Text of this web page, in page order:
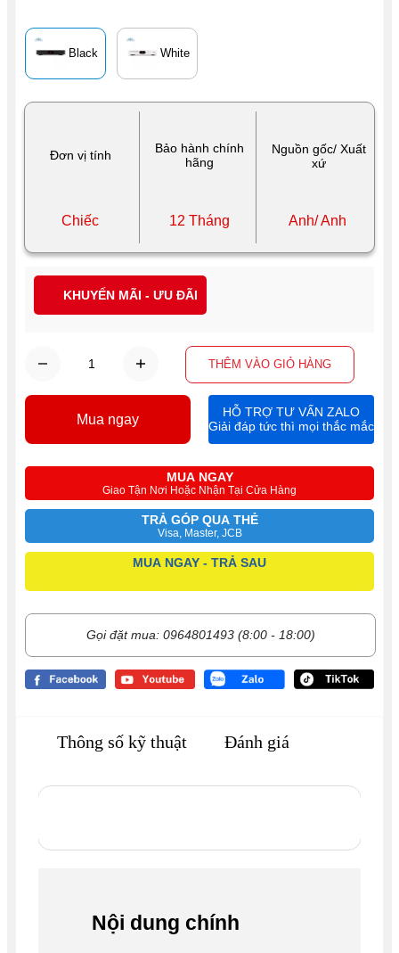
Đơn vị tính
Bảo hành chính
hãng
Nguồn gốc/ Xuất
xứ
Chiếc 12 Tháng Anh/ Anh
Black White
THÊM VÀO GIỎ HÀNG
MUA NGAY
Giao Tận Nơi Hoặc Nhận Tại Cửa Hàng
TRẢ GÓP QUA THẺ
Visa, Master, JCB
MUA NGAY - TRẢ SAU
Gọi đặt mua: 0964801493 (8:00 - 18:00)
Mua ngay
HỖ TRỢ TƯ VẤN ZALO
Giải đáp tức thì mọi thắc mắc
KHUYẾN MÃI - ƯU ĐÃI
Thông số kỹ thuật Đánh giá
Nội dung chính